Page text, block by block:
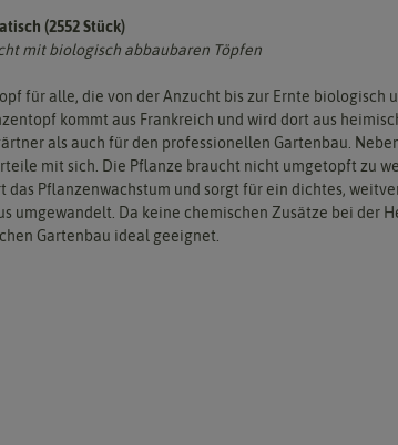
(2552 Stück)
mit biologisch abbaubaren Töpfen
für alle, die von der Anzucht bis zur Ernte
kommt aus Frankreich und wird dort aus
als auch für den professionellen Gartenbau.
mit sich. Die Pflanze braucht nicht umgetopft zu
das Pflanzenwachstum und sorgt für ein dichtes,
umgewandelt. Da keine chemischen Zusätze bei der
Gartenbau ideal geeignet.